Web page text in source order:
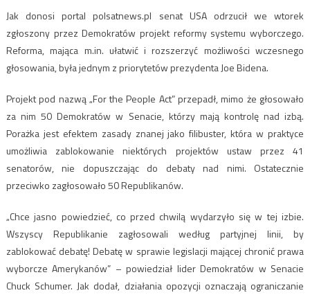
Jak donosi portal polsatnews.pl senat USA odrzucił we wtorek
zgłoszony przez Demokratów projekt reformy systemu wyborczego.
Reforma, mająca m.in. ułatwić i rozszerzyć możliwości wczesnego
głosowania, była jednym z priorytetów prezydenta Joe Bidena.
Projekt pod nazwą „For the People Act” przepadł, mimo że głosowało
za nim 50 Demokratów w Senacie, którzy mają kontrolę nad izbą.
Porażka jest efektem zasady znanej jako filibuster, która w praktyce
umożliwia zablokowanie niektórych projektów ustaw przez 41
senatorów, nie dopuszczając do debaty nad nimi. Ostatecznie
przeciwko zagłosowało 50 Republikanów.
„Chce jasno powiedzieć, co przed chwilą wydarzyło się w tej izbie.
Wszyscy Republikanie zagłosowali według partyjnej linii, by
zablokować debatę! Debatę w sprawie legislacji mającej chronić prawa
wyborcze Amerykanów” – powiedział lider Demokratów w Senacie
Chuck Schumer. Jak dodał, działania opozycji oznaczają ograniczanie